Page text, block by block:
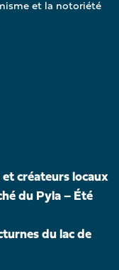
et la notoriété
créateurs locaux
du Pyla – Été
du lac de